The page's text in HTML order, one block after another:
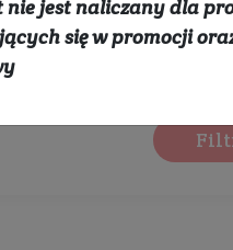
kategorie:
listę
nie jest naliczany dla
się w promocji